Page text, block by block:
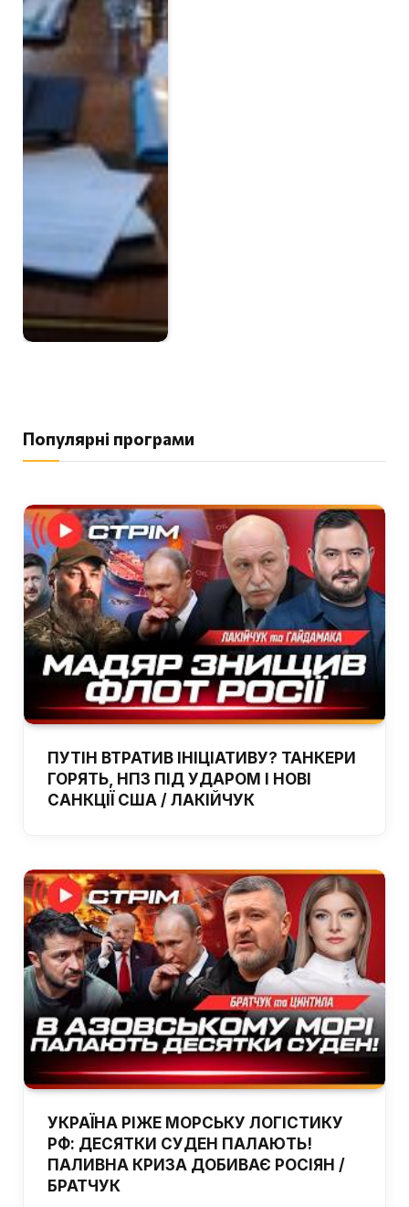
Популярні програми
ПУТІН ВТРАТИВ ІНІЦІАТИВУ? ТАНКЕРИ
ГОРЯТЬ, НПЗ ПІД УДАРОМ І НОВІ
САНКЦІЇ США / ЛАКІЙЧУК
УКРАЇНА РІЖЕ МОРСЬКУ ЛОГІСТИКУ
РФ: ДЕСЯТКИ СУДЕН ПАЛАЮТЬ!
ПАЛИВНА КРИЗА ДОБИВАЄ РОСІЯН /
БРАТЧУК